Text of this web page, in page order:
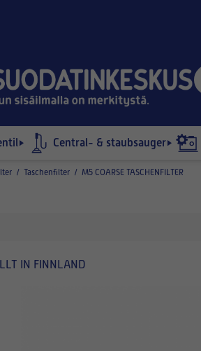
Central- & staubsauger
/ Taschenfilter / M5 COARSE TASCHENFILTER
IN FINNLAND